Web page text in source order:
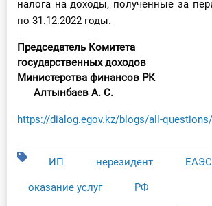
налога на доходы, полученные за
по 31.12.2022 годы.
Председатель Комитета
государственных доходов
Министерства
Алтынбаев А. С.
https://dialog.egov.kz/blogs/all-
ИП нерезидент ЕАЭС
оказание услуг РФ